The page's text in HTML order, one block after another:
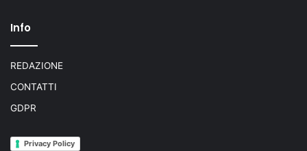
Info
REDAZIONE
CONTATTI
GDPR
Privacy Policy